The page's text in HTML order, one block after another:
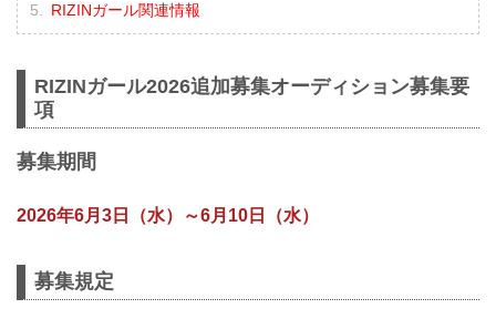
RIZINガール関連情報
RIZINガール2026追加募集オーディション募集要
項
募集期間
2026年6月3日（水）～6月10日（水）
募集規定